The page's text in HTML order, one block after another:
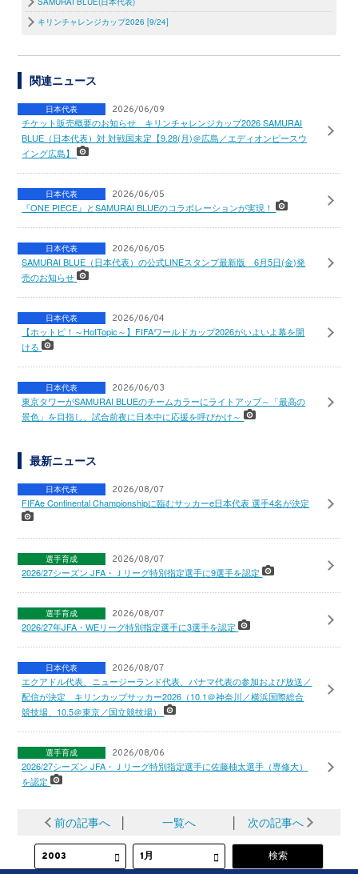
キリンチャレンジカップ2026 [9/24]
関連ニュース
日本代表 2026/06/09
チケット販売概要のお知らせ キリンチャレンジカップ2026 SAMURAI
BLUE（日本代表）対 対戦国未定【9.28(月)＠広島／エディオンピースウ
イング広島】
日本代表 2026/06/05
『ONE PIECE』とSAMURAI BLUEのコラボレーションが実現！
日本代表 2026/06/05
SAMURAI BLUE（日本代表）の公式LINEスタンプ最新版 6月5日(金)発
売のお知らせ
日本代表 2026/06/04
【ホットピ！～HotTopic～】FIFAワールドカップ2026がいよいよ幕を開
ける
日本代表 2026/06/03
東京タワーがSAMURAI BLUEのチームカラーにライトアップ～「最高の
景色」を目指し、試合前夜に日本中に応援を呼びかけ～
最新ニュース
日本代表 2026/08/07
FIFAe Continental Championshipに臨むサッカーe日本代表 選手4名が決定
選手育成 2026/08/07
2026/27シーズン JFA・Ｊリーグ特別指定選手に9選手を認定
選手育成 2026/08/07
2026/27年JFA・WEリーグ特別指定選手に3選手を認定
日本代表 2026/08/07
エクアドル代表、ニュージーランド代表、パナマ代表の参加および放送／
配信が決定 キリンカップサッカー2026（10.1＠神奈川／横浜国際総合
競技場、10.5＠東京／国立競技場）
選手育成 2026/08/06
2026/27シーズン JFA・Ｊリーグ特別指定選手に佐藤柚太選手（専修大）
を認定
前の記事へ │ 一覧へ │ 次の記事へ